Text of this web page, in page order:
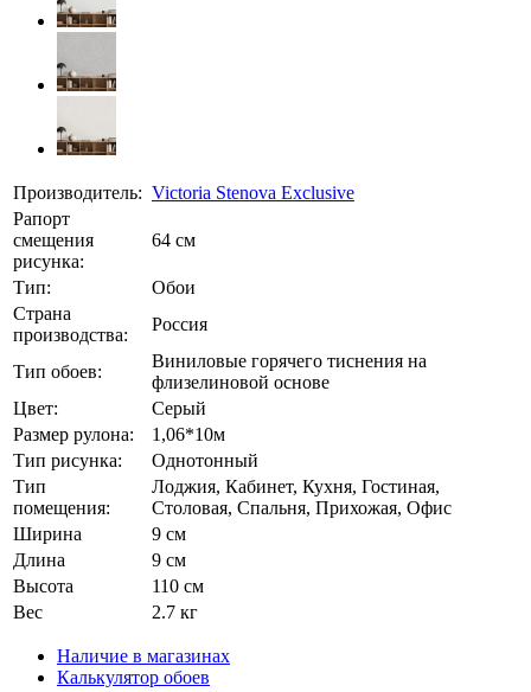
Производитель: Victoria Stenova Exclusive
Рапорт
смещения
рисунка:
64 см
Тип:
Обои
Страна
производства:
Россия
Тип обоев:
Виниловые горячего тиснения на
флизелиновой основе
Цвет:
Серый
Размер рулона:
1,06*10м
Тип рисунка:
Однотонный
Тип
помещения:
Лоджия, Кабинет, Кухня, Гостиная,
Столовая, Спальня, Прихожая, Офис
Ширина
9 см
Длина
9 см
Высота
110 см
Вес
2.7 кг
Наличие в магазинах
Калькулятор обоев